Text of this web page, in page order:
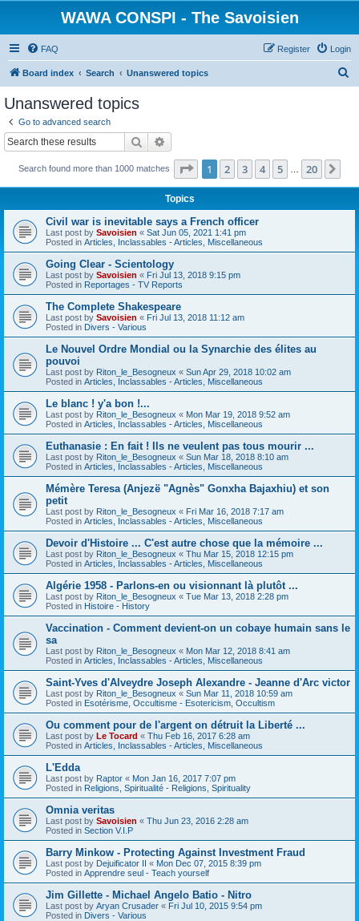
WAWA CONSPI - The Savoisien
FAQ Login
Register
Board index Search Unanswered topics
Unanswered topics
Go to advanced search
Search
Search found more than 1000 matches Page 1of 20
1 2 3 4 5 20
Topics
Civil war is inevitable says a French officer
Last post by Savoisien « Sat Jun 05, 2021 1:41 pm
Posted in Articles, Inclassables - Articles, Miscellaneous
Going Clear - Scientology
Last post by Savoisien « Fri Jul 13, 2018 9:15 pm
Posted in Reportages - TV Reports
The Complete Shakespeare
Last post by Savoisien « Fri Jul 13, 2018 11:12 am
Posted in Divers - Various
Le Nouvel Ordre Mondial ou la Synarchie des élites au
pouvoi
Last post by Riton_le_Besogneux « Sun Apr 29, 2018 10:02 am
Posted in Articles, Inclassables - Articles, Miscellaneous
Le blanc ! y'a bon !...
Last post by Riton_le_Besogneux « Mon Mar 19, 2018 9:52 am
Posted in Articles, Inclassables - Articles, Miscellaneous
Euthanasie : En fait ! Ils ne veulent pas tous mourir ...
Last post by Riton_le_Besogneux « Sun Mar 18, 2018 8:10 am
Posted in Articles, Inclassables - Articles, Miscellaneous
Mémère Teresa (Anjezë "Agnès" Gonxha Bajaxhiu) et son
petit
Last post by Riton_le_Besogneux « Fri Mar 16, 2018 7:17 am
Posted in Articles, Inclassables - Articles, Miscellaneous
Devoir d'Histoire ... C'est autre chose que la mémoire ...
Last post by Riton_le_Besogneux « Thu Mar 15, 2018 12:15 pm
Posted in Articles, Inclassables - Articles, Miscellaneous
Algérie 1958 - Parlons-en ou visionnant là plutôt ...
Last post by Riton_le_Besogneux « Tue Mar 13, 2018 2:28 pm
Posted in Histoire - History
Vaccination - Comment devient-on un cobaye humain sans le
sa
Last post by Riton_le_Besogneux « Mon Mar 12, 2018 8:41 am
Posted in Articles, Inclassables - Articles, Miscellaneous
Saint-Yves d'Alveydre Joseph Alexandre - Jeanne d'Arc victor
Last post by Riton_le_Besogneux « Sun Mar 11, 2018 10:59 am
Posted in Esotérisme, Occultisme - Esotericism, Occultism
Ou comment pour de l'argent on détruit la Liberté ...
Last post by Le Tocard « Thu Feb 16, 2017 6:28 am
Posted in Articles, Inclassables - Articles, Miscellaneous
L'Edda
Last post by Raptor « Mon Jan 16, 2017 7:07 pm
Posted in Religions, Spiritualité - Religions, Spirituality
Omnia veritas
Last post by Savoisien « Thu Jun 23, 2016 2:28 am
Posted in Section V.I.P
Barry Minkow - Protecting Against Investment Fraud
Last post by Dejuificator II « Mon Dec 07, 2015 8:39 pm
Posted in Apprendre seul - Teach yourself
Jim Gillette - Michael Angelo Batio - Nitro
Last post by Aryan Crusader « Fri Jul 10, 2015 9:54 pm
Posted in Divers - Various